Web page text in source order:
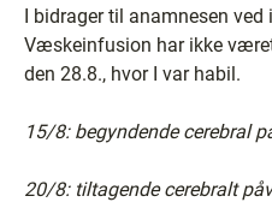
I bidrager til anamnesen
Væskeinfusion har ikke
den 28.8., hvor I var habil.
15/8: begyndende cerebral
20/8: tiltagende cerebralt